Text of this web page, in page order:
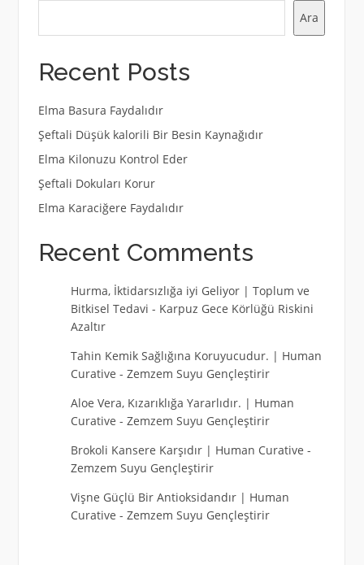
Ara
Recent Posts
Elma Basura Faydalıdır
Şeftali Düşük kalorili Bir Besin Kaynağıdır
Elma Kilonuzu Kontrol Eder
Şeftali Dokuları Korur
Elma Karaciğere Faydalıdır
Recent Comments
Hurma, İktidarsızlığa iyi Geliyor | Toplum ve
Bitkisel Tedavi - Karpuz Gece Körlüğü Riskini
Azaltır
Tahin Kemik Sağlığına Koruyucudur. | Human
Curative - Zemzem Suyu Gençleştirir
Aloe Vera, Kızarıklığa Yararlıdır. | Human
Curative - Zemzem Suyu Gençleştirir
Brokoli Kansere Karşıdır | Human Curative -
Zemzem Suyu Gençleştirir
Vişne Güçlü Bir Antioksidandır | Human
Curative - Zemzem Suyu Gençleştirir